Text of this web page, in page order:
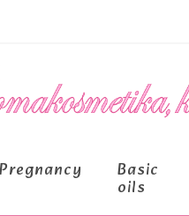
Pregnancy Basic
oils